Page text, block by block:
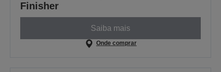
Finisher
Saiba mais
Onde comprar